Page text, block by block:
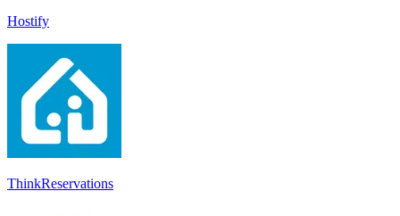
Hostify
ThinkReservations